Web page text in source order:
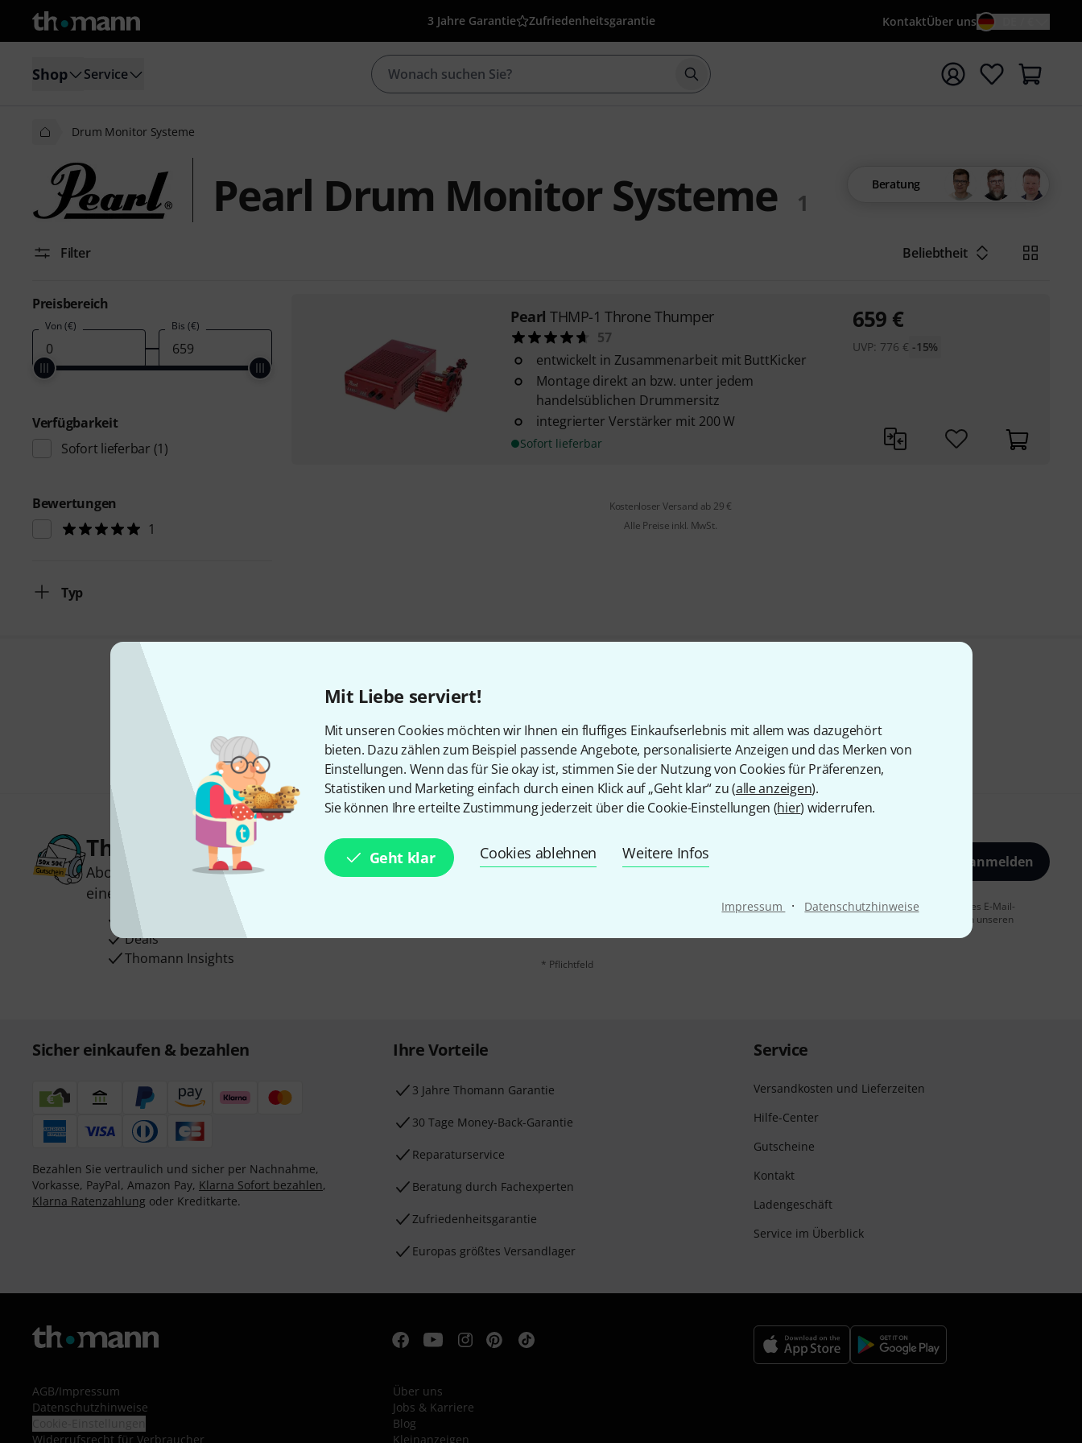
Mit Liebe serviert!
Mit unseren Cookies möchten wir Ihnen ein fluffiges Einkaufserlebnis mit allem was dazugehört
bieten. Dazu zählen zum Beispiel passende Angebote, personalisierte Anzeigen und das Merken von
Einstellungen. Wenn das für Sie okay ist, stimmen Sie der Nutzung von Cookies für Präferenzen,
Statistiken und Marketing einfach durch einen Klick auf „Geht klar“ zu (alle anzeigen).
Sie können Ihre erteilte Zustimmung jederzeit über die Cookie-Einstellungen (hier) widerrufen.
Geht klar Cookies ablehnen Weitere Infos
Impressum · Datenschutzhinweise
3 Jahre Garantie Zufriedenheitsgarantie KontaktÜber uns
Shop Service Suche mit Suchwort {searchTerm} starten
Drum Monitor Systeme
Pearl Drum Monitor Systeme 1
Beratung
Filter Beliebtheit
Preisbereich
Von (€) Bis (€)
Verfügbarkeit
Sofort lieferbar (1)
Bewertungen
1
Typ
Pearl THMP-1 Throne Thumper
57
entwickelt in Zusammenarbeit mit ButtKicker
Montage direkt an bzw. unter jedem
handelsüblichen Drummersitz
integrierter Verstärker mit 200 W
Sofort lieferbar
659 €
UVP: 776 € -15%
Kostenloser Versand ab 29 €
Alle Preise inkl. MwSt.
Teilen Hilfe & Feedback
Thomann Newsletter
Abonniere den Thomann Newsletter und gewinne mit etwas Glück
einen von
50 Gutscheinen
Inspirierende Beiträge
Deals
Thomann Insights
E-Mail-Adresse* Jetzt anmelden
Mit Klick auf „Jetzt anmelden“ stimmen Sie dem Erhalt von E-Mail-Werbung und einer Messung des E-Mail-
Nutzungsverhaltens zu. Die Abmeldung ist jederzeit möglich. Weitere Informationen finden Sie in unseren
* Pflichtfeld
Sicher einkaufen & bezahlen
Bezahlen Sie vertraulich und sicher per Nachnahme,
Vorkasse, PayPal, Amazon Pay, Klarna Sofort bezahlen,
Klarna Ratenzahlung oder Kreditkarte.
Ihre Vorteile
3 Jahre Thomann Garantie
30 Tage Money-Back-Garantie
Reparaturservice
Beratung durch Fachexperten
Zufriedenheitsgarantie
Europas größtes Versandlager
Service
Versandkosten und Lieferzeiten
Hilfe-Center
Gutscheine
Kontakt
Ladengeschäft
Service im Überblick
AGB/Impressum
Datenschutzhinweise
Widerrufsrecht für Verbraucher
Über uns
Jobs & Karriere
Blog
Kleinanzeigen